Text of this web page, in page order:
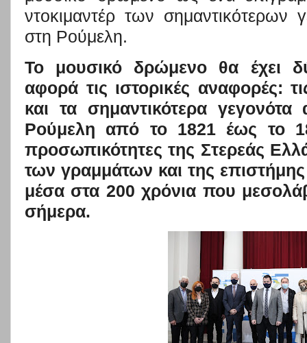
ντοκιμαντέρ των
στη Ρούμελη.
Το μουσικό δρώμενο θα έχει
αφορά τις ιστορικές αναφορές:
και τα σημαντικότερα
Ρούμελη από το 1821 έως το
προσωπικότητες της Στερεάς
των γραμμάτων και της
μέσα στα 200 χρόνια που
σήμερα.